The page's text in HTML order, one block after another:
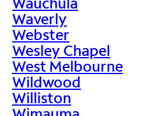
Waverly
Webster
Wesley Chapel
West Melbourne
Wildwood
Williston